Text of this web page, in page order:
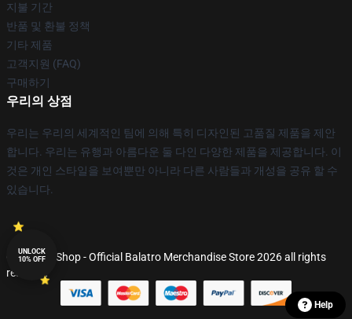
지불 기간
반품 및 환불 정책
기타 제품
고객지원 (FAQ)
구매하기
우리의 상점
우리는 우리의 세계적인 팀에 의해 특히 디자인된 고품질 제품을 제안
합니다. 우리는 유행과 아름다운 둘 다인 다양한 제품을 제공합니다. 이
것은 개인 스타일을 보여뿐만 아니라 다른 사람들과 개성을 공유 할 수
있습니다.
© Balatro Shop - Official Balatro Merchandise Store 2026 all rights
reserved
Help
UNLOCK
10% OFF